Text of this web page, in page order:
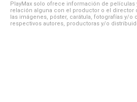
PlayMax solo ofrece información de películas
relación alguna con el productor o el director
las imágenes, póster, carátula, fotografías y/o
respectivos autores, productoras y/o